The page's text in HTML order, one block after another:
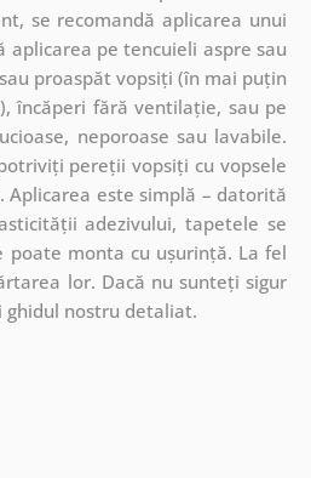
se recomandă aplicarea unui
aplicarea pe tencuieli aspre sau
proaspăt vopsiți (în mai puțin
încăperi fără ventilație, sau pe
neporoase sau lavabile.
pereții vopsiți cu vopsele
Aplicarea este simplă – datorită
adezivului, tapetele se
poate monta cu ușurință. La fel
lor. Dacă nu sunteți sigur
ghidul nostru detaliat.